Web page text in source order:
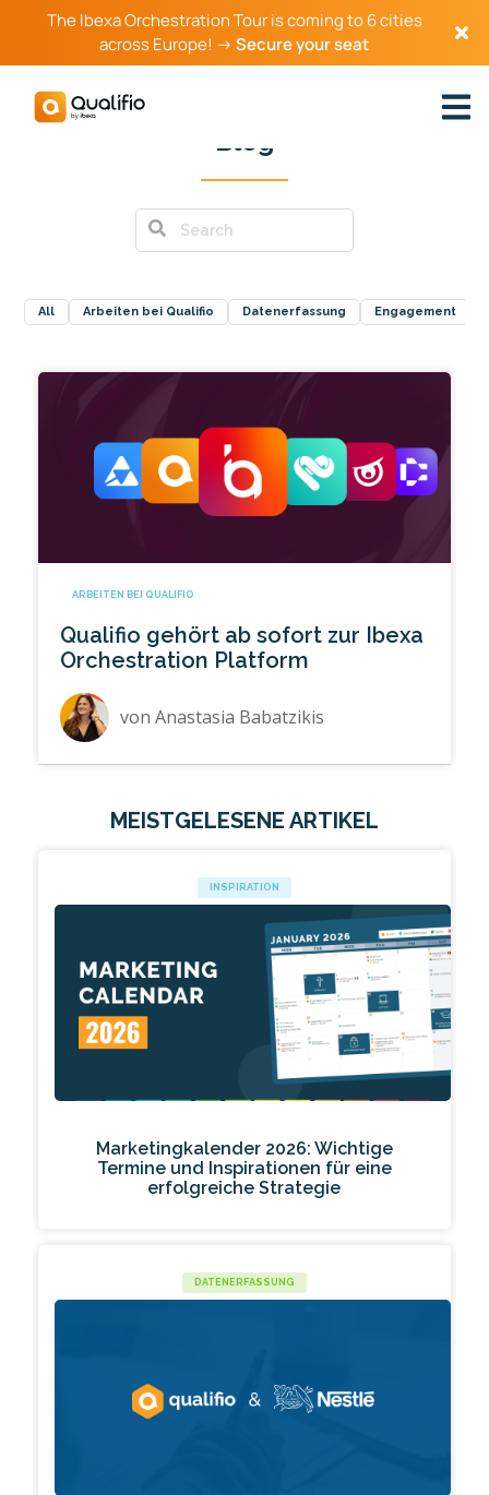
The Ibexa Orchestration Tour is coming to 6 cities
across Europe! →Secure your seat
Blog
All Arbeiten bei Qualifio Datenerfassung Engagement
ARBEITEN BEI QUALIFIO
Qualifio gehört ab sofort zur Ibexa
Orchestration Platform
vonAnastasia Babatzikis
MEISTGELESENE ARTIKEL
INSPIRATION
Marketingkalender 2026: Wichtige
Termine und Inspirationen für eine
erfolgreiche Strategie
DATENERFASSUNG